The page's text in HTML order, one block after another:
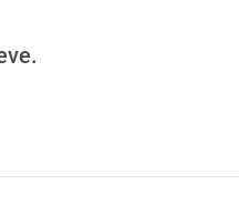
forma nunca